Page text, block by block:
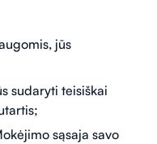
jūs
sudaryti teisiškai
sąsaja savo